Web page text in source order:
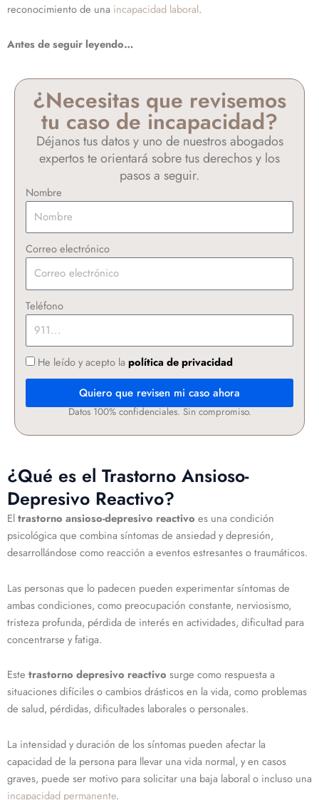
reconocimiento de una incapacidad laboral.
Antes de seguir leyendo…
¿Necesitas que revisemos
tu caso de incapacidad?
Déjanos tus datos y uno de nuestros abogados
expertos te orientará sobre tus derechos y los
pasos a seguir.
Nombre
Correo electrónico
Teléfono
He leído y acepto la política de privacidad
Quiero que revisen mi caso ahora
Datos 100% confidenciales. Sin compromiso.
¿Qué es el Trastorno Ansioso-
Depresivo Reactivo?
Eltrastorno ansioso-depresivo reactivo es una condición
psicológica que combina síntomas de ansiedad y depresión,
desarrollándose como reacción a eventos estresantes o traumáticos.
Las personas que lo padecen pueden experimentar síntomas de
ambas condiciones, como preocupación constante, nerviosismo,
tristeza profunda, pérdida de interés en actividades, dificultad para
concentrarse y fatiga.
Este trastorno depresivo reactivo surge como respuesta a
situaciones difíciles o cambios drásticos en la vida, como problemas
de salud, pérdidas, dificultades laborales o personales.
La intensidad y duración de los síntomas pueden afectar la
capacidad de la persona para llevar una vida normal, y en casos
graves, puede ser motivo para solicitar una baja laboral o incluso una
incapacidad permanente.